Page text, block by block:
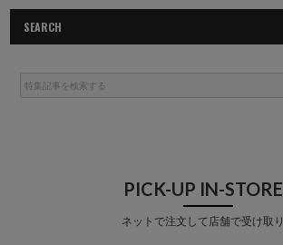
SEARCH
PICK-UP IN-STORE
ネットで注文して店舗で受け取り